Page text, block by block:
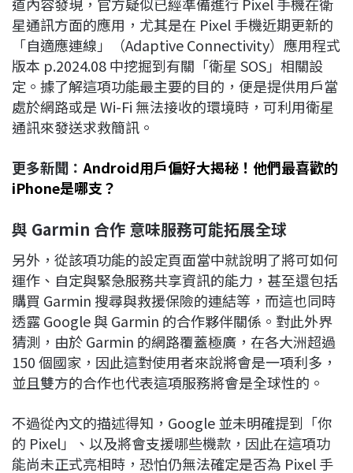
道內容發現，官方疑似已經準備進行 Pixel 手機在衛
星通訊方面的應用，尤其是在 Pixel 手機近期更新的
「自適應連線」（Adaptive Connectivity）應用程式
版本 p.2024.08 中挖掘到有關「衛星 SOS」相關設
定。據了解這項功能最主要的目的，便是提供用戶當
處於網路或是 Wi-Fi 無法接收的環境時，可利用衛星
通訊來發送求救簡訊。
更多新聞： Android用戶偏好大揭秘！他們最喜歡的
iPhone是哪支？
與 Garmin 合作 意味服務可能拓展全球
另外，從該項功能的設定頁面當中就說明了將可如何
運作、自定與緊急服務共享資訊的能力，甚至還包括
購買 Garmin 搜尋與救援保險的連結等，而這也同時
透露 Google 與 Garmin 的合作夥伴關係。對此外界
猜測，由於 Garmin 的網路覆蓋極廣，在各大洲超過
150 個國家，因此這對使用者來說將會是一項利多，
並且雙方的合作也代表這項服務將會是全球性的。
不過從內文的描述得知，Google 並未明確提到「你
的 Pixel」、以及將會支援哪些機款，因此在這項功
能尚未正式亮相時，恐怕仍無法確定是否為 Pixel 手